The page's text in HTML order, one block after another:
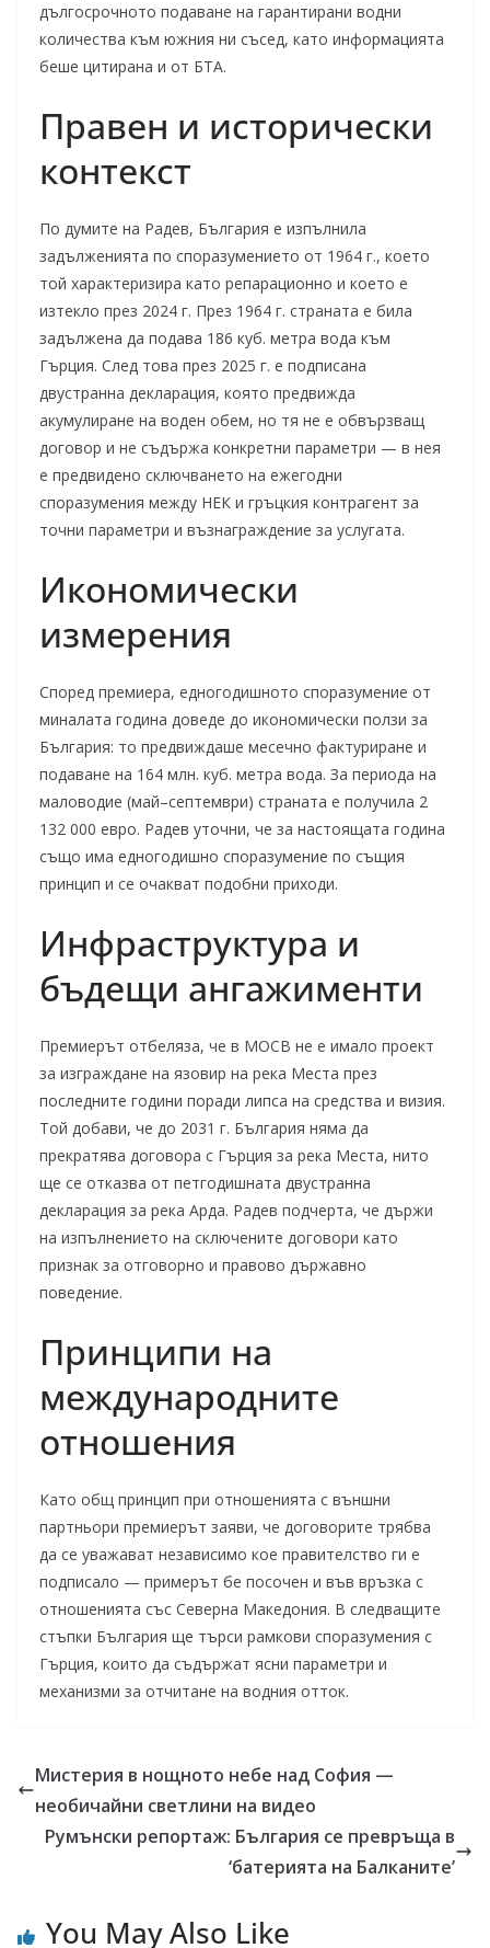
дългосрочното подаване на гарантирани водни
количества към южния ни съсед, като информацията
беше цитиранa и от БТА.
Правен и исторически
контекст
По думите на Радев, България е изпълнила
задълженията по споразумението от 1964 г., което
той характеризира като репарационно и което е
изтекло през 2024 г. През 1964 г. страната е била
задължена да подава 186 куб. метра вода към
Гърция. След това през 2025 г. е подписана
двустранна декларация, която предвижда
акумулиране на воден обем, но тя не е обвързващ
договор и не съдържа конкретни параметри — в нея
е предвидено сключването на ежегодни
споразумения между НЕК и гръцкия контрагент за
точни параметри и възнаграждение за услугата.
Икономически
измерения
Според премиера, едногодишното споразумение от
миналата година доведе до икономически ползи за
България: то предвиждаше месечно фактуриране и
подаване на 164 млн. куб. метра вода. За периода на
маловодие (май–септември) страната е получила 2
132 000 евро. Радев уточни, че за настоящата година
също има едногодишно споразумение по същия
принцип и се очакват подобни приходи.
Инфраструктура и
бъдещи ангажименти
Премиерът отбеляза, че в МОСВ не е имало проект
за изграждане на язовир на река Места през
последните години поради липса на средства и визия.
Той добави, че до 2031 г. България няма да
прекратява договора с Гърция за река Места, нито
ще се отказва от петгодишната двустранна
декларация за река Арда. Радев подчерта, че държи
на изпълнението на сключените договори като
признак за отговорно и правово държавно
поведение.
Принципи на
международните
отношения
Като общ принцип при отношенията с външни
партньори премиерът заяви, че договорите трябва
да се уважават независимо кое правителство ги е
подписало — примерът бе посочен и във връзка с
отношенията със Северна Македония. В следващите
стъпки България ще търси рамкови споразумения с
Гърция, които да съдържат ясни параметри и
механизми за отчитане на водния отток.
Мистерия в нощното небе над София —
необичайни светлини на видео
Румънски репортаж: България се превръща в
‘батерията на Балканите’
You May Also Like